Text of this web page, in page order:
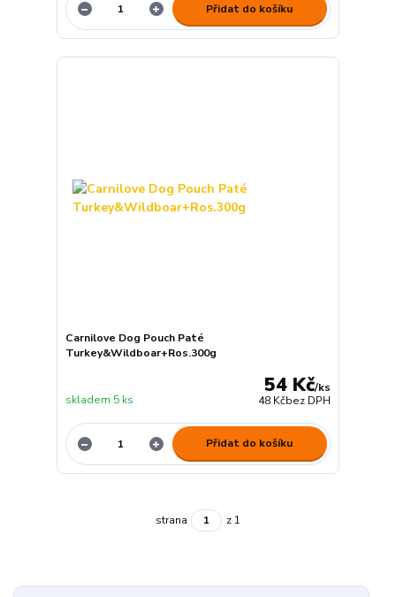
Přidat do košíku
Carnilove Dog Pouch Paté
Turkey&Wildboar+Ros.300g
54 Kč/ks
48 Kčbez DPH
skladem 5 ks
Přidat do košíku
strana z 1